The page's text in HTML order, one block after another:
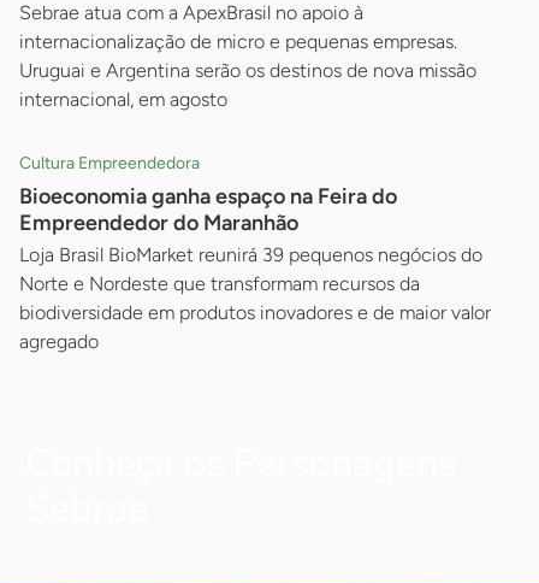
Sebrae atua com a ApexBrasil no apoio à
internacionalização de micro e pequenas empresas.
Uruguai e Argentina serão os destinos de nova missão
internacional, em agosto
Cultura Empreendedora
Bioeconomia ganha espaço na Feira do
Empreendedor do Maranhão
Loja Brasil BioMarket reunirá 39 pequenos negócios do
Norte e Nordeste que transformam recursos da
biodiversidade em produtos inovadores e de maior valor
agregado